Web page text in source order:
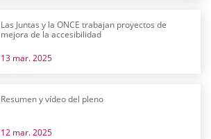
Las Juntas y la ONCE trabajan proyectos de
mejora de la accesibilidad
13 mar. 2025
Resumen y vídeo del pleno
12 mar. 2025